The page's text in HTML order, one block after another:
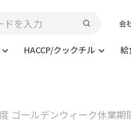
会
HACCP/クックチル 給
ゴールデンウィーク休業期